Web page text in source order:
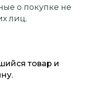
о покупке не
лиц.
товар и